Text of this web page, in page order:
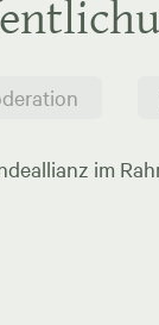
im